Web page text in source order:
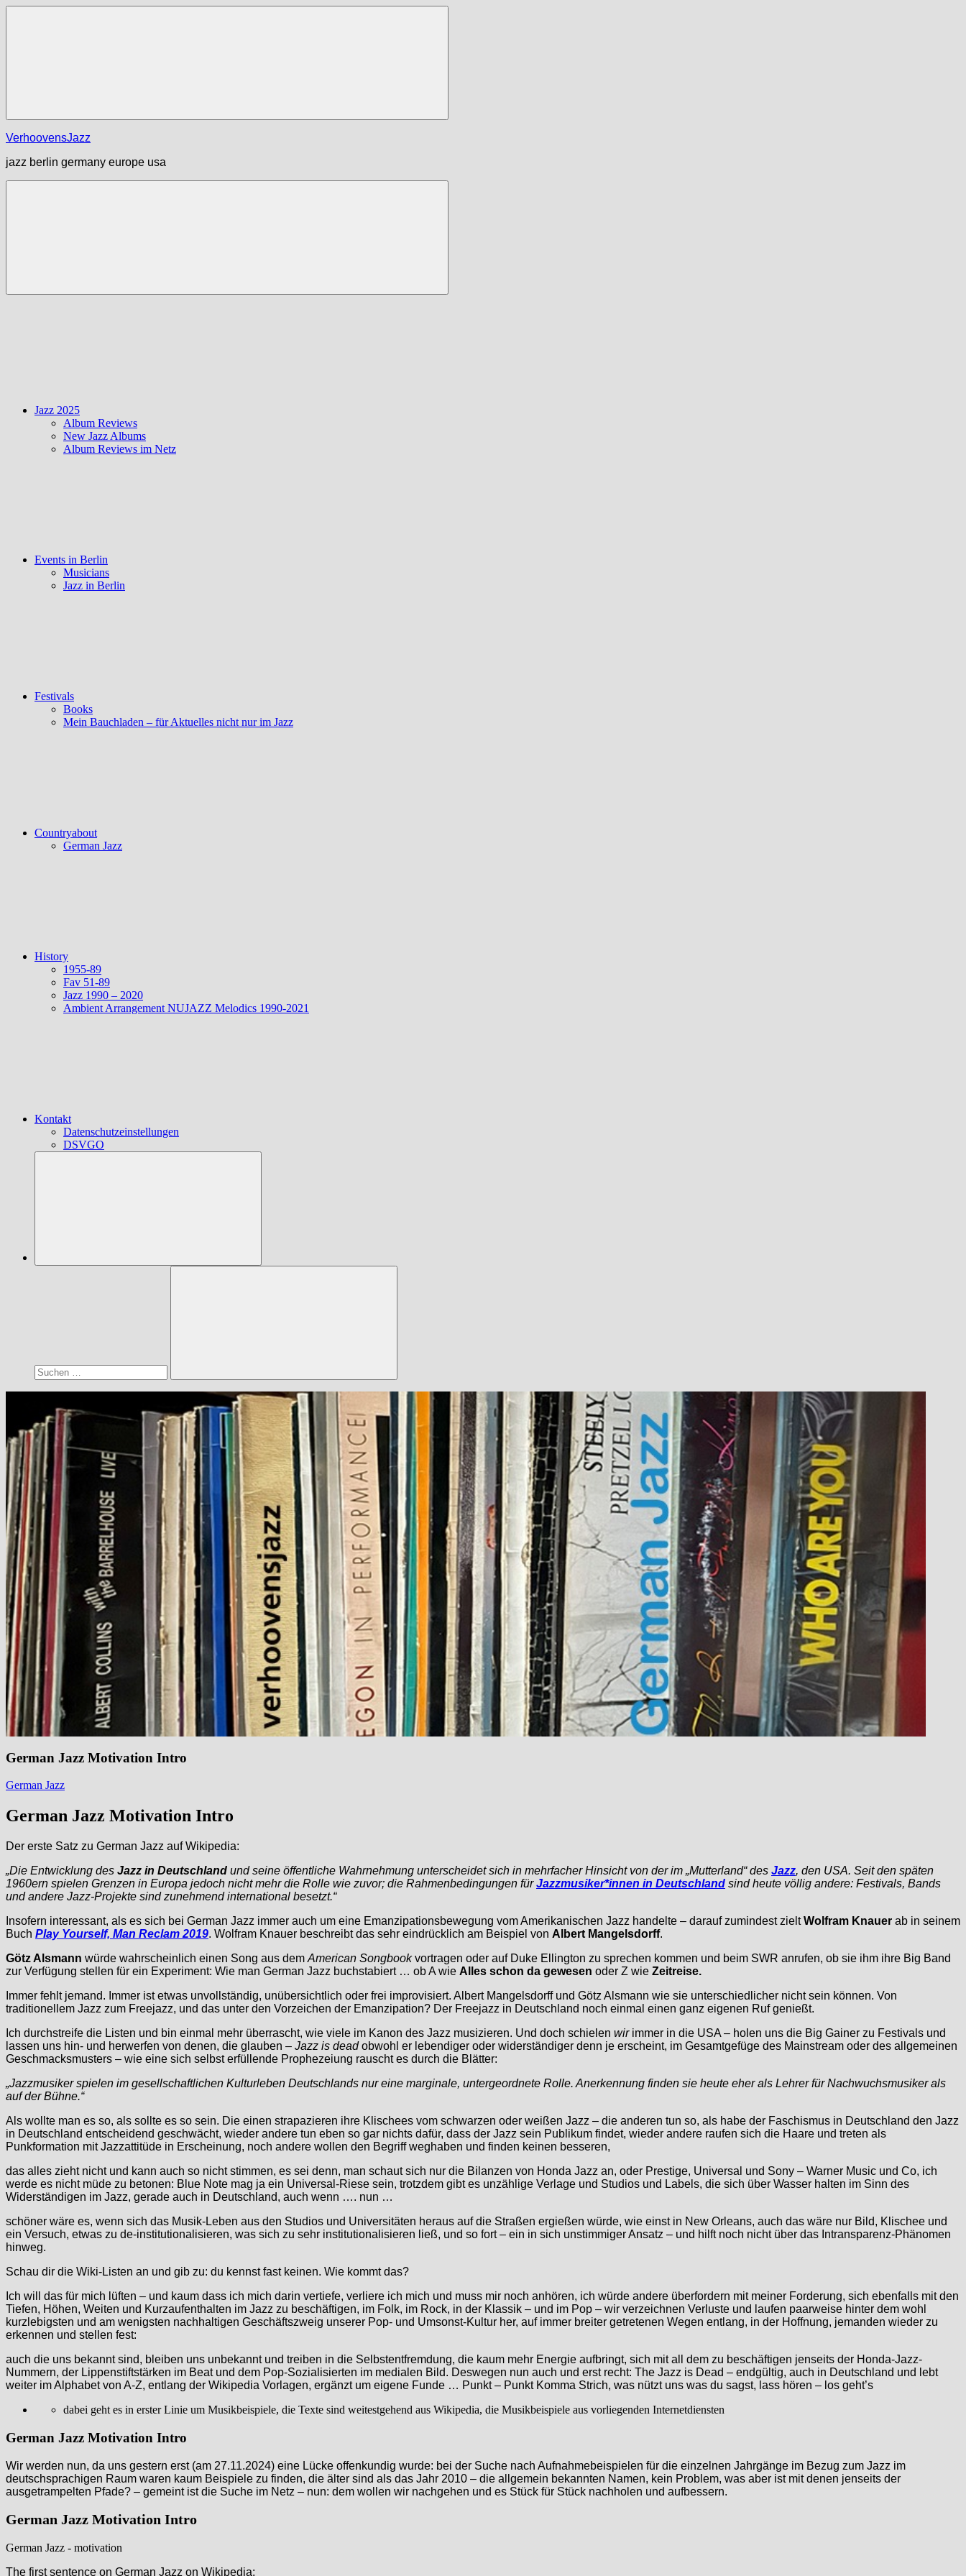
Zum
Menü
VerhoovensJazz
jazz berlin germany europe usa
Menü
Jazz 2025
Album Reviews
New Jazz Albums
Album Reviews im Netz
Events in Berlin
Musicians
Jazz in Berlin
Festivals
Books
Mein Bauchladen – für Aktuelles nicht nur im Jazz
Countryabout
German Jazz
History
1955-89
Fav 51-89
Jazz 1990 – 2020
Ambient Arrangement NUJAZZ Melodics 1990-2021
Kontakt
Datenschutzeinstellungen
DSVGO
Suchen
German Jazz Motivation Intro
German Jazz
German Jazz Motivation Intro
Der erste Satz zu German Jazz auf Wikipedia:
„Die Entwicklung des Jazz in Deutschland und seine öffentliche Wahrnehmung unterscheidet sich in mehrfacher Hinsicht von der im „Mutterland“ des Jazz, den USA. Seit den späten
1960ern spielen Grenzen in Europa jedoch nicht mehr die Rolle wie zuvor; die Rahmenbedingungen fürJazzmusiker*innen in Deutschland sind heute völlig andere: Festivals, Bands
und andere Jazz-Projekte sind zunehmend international besetzt.“
Insofern interessant, als es sich bei German Jazz immer auch um eine Emanzipationsbewegung vom Amerikanischen Jazz handelte – darauf zumindest zieltWolfram Knauer ab in seinem
Buch Play Yourself, Man Reclam 2019. Wolfram Knauer beschreibt das sehr eindrücklich am Beispiel von Albert Mangelsdorff.
Götz Alsmann würde wahrscheinlich einen Song aus dem American Songbookvortragen oder auf Duke Ellington zu sprechen kommen und beim SWR anrufen, ob sie ihm ihre Big Band
zur Verfügung stellen für ein Experiment: Wie man German Jazz buchstabiert … ob A wie Alles schon da gewesen oder Z wie Zeitreise.
Immer fehlt jemand. Immer ist etwas unvollständig, unübersichtlich oder frei improvisiert. Albert Mangelsdorff und Götz Alsmann wie sie unterschiedlicher nicht sein können. Von
traditionellem Jazz zum Freejazz, und das unter den Vorzeichen der Emanzipation? Der Freejazz in Deutschland noch einmal einen ganz eigenen Ruf genießt.
Ich durchstreife die Listen und bin einmal mehr überrascht, wie viele im Kanon des Jazz musizieren. Und doch schielen wir immer in die USA – holen uns die Big Gainer zu Festivals und
lassen uns hin- und herwerfen von denen, die glauben – Jazz is deadobwohl er lebendiger oder widerständiger denn je erscheint, im Gesamtgefüge des Mainstream oder des allgemeinen
Geschmacksmusters – wie eine sich selbst erfüllende Prophezeiung rauscht es durch die Blätter:
„Jazzmusiker spielen im gesellschaftlichen Kulturleben Deutschlands nur eine marginale, untergeordnete Rolle. Anerkennung finden sie heute eher als Lehrer für Nachwuchsmusiker als
auf der Bühne.“
Als wollte man es so, als sollte es so sein. Die einen strapazieren ihre Klischees vom schwarzen oder weißen Jazz – die anderen tun so, als habe der Faschismus in Deutschland den Jazz
in Deutschland entscheidend geschwächt, wieder andere tun eben so gar nichts dafür, dass der Jazz sein Publikum findet, wieder andere raufen sich die Haare und treten als
Punkformation mit Jazzattitüde in Erscheinung, noch andere wollen den Begriff weghaben und finden keinen besseren,
das alles zieht nicht und kann auch so nicht stimmen, es sei denn, man schaut sich nur die Bilanzen von Honda Jazz an, oder Prestige, Universal und Sony – Warner Music und Co, ich
werde es nicht müde zu betonen: Blue Note mag ja ein Universal-Riese sein, trotzdem gibt es unzählige Verlage und Studios und Labels, die sich über Wasser halten im Sinn des
Widerständigen im Jazz, gerade auch in Deutschland, auch wenn …. nun …
schöner wäre es, wenn sich das Musik-Leben aus den Studios und Universitäten heraus auf die Straßen ergießen würde, wie einst in New Orleans, auch das wäre nur Bild, Klischee und
ein Versuch, etwas zu de-institutionalisieren, was sich zu sehr institutionalisieren ließ, und so fort – ein in sich unstimmiger Ansatz – und hilft noch nicht über das Intransparenz-Phänomen
hinweg.
Schau dir die Wiki-Listen an und gib zu: du kennst fast keinen. Wie kommt das?
Ich will das für mich lüften – und kaum dass ich mich darin vertiefe, verliere ich mich und muss mir noch anhören, ich würde andere überfordern mit meiner Forderung, sich ebenfalls mit den
Tiefen, Höhen, Weiten und Kurzaufenthalten im Jazz zu beschäftigen, im Folk, im Rock, in der Klassik – und im Pop – wir verzeichnen Verluste und laufen paarweise hinter dem wohl
kurzlebigsten und am wenigsten nachhaltigen Geschäftszweig unserer Pop- und Umsonst-Kultur her, auf immer breiter getretenen Wegen entlang, in der Hoffnung, jemanden wieder zu
erkennen und stellen fest:
auch die uns bekannt sind, bleiben uns unbekannt und treiben in die Selbstentfremdung, die kaum mehr Energie aufbringt, sich mit all dem zu beschäftigen jenseits der Honda-Jazz-
Nummern, der Lippenstiftstärken im Beat und dem Pop-Sozialisierten im medialen Bild. Deswegen nun auch und erst recht: The Jazz is Dead – endgültig, auch in Deutschland und lebt
weiter im Alphabet von A-Z, entlang der Wikipedia Vorlagen, ergänzt um eigene Funde … Punkt – Punkt Komma Strich, was nützt uns was du sagst, lass hören – los geht’s
dabei geht es in erster Linie um Musikbeispiele, die Texte sind weitestgehend aus Wikipedia, die Musikbeispiele aus vorliegenden Internetdiensten
German Jazz Motivation Intro
Wir werden nun, da uns gestern erst (am 27.11.2024) eine Lücke offenkundig wurde: bei der Suche nach Aufnahmebeispielen für die einzelnen Jahrgänge im Bezug zum Jazz im
deutschsprachigen Raum waren kaum Beispiele zu finden, die älter sind als das Jahr 2010 – die allgemein bekannten Namen, kein Problem, was aber ist mit denen jenseits der
ausgetrampelten Pfade? – gemeint ist die Suche im Netz – nun: dem wollen wir nachgehen und es Stück für Stück nachholen und aufbessern.
German Jazz Motivation Intro
German Jazz - motivation
The first sentence on German Jazz on Wikipedia: